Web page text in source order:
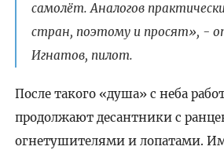
самолёт. Аналогов
стран, поэтому и просят», -
Игнатов, пилот.
После такого «душа» с неба
продолжают десантники с
огнетушителями и лопатами. Им